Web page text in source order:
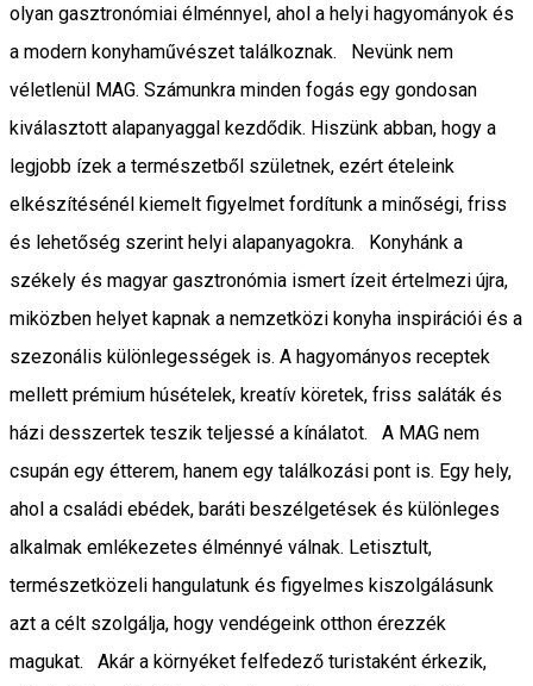
olyan gasztronómiai élménnyel, ahol a helyi hagyományok és
a modern konyhaművészet találkoznak. Nevünk nem
véletlenül MAG. Számunkra minden fogás egy gondosan
kiválasztott alapanyaggal kezdődik. Hiszünk abban, hogy a
legjobb ízek a természetből születnek, ezért ételeink
elkészítésénél kiemelt figyelmet fordítunk a minőségi, friss
és lehetőség szerint helyi alapanyagokra. Konyhánk a
székely és magyar gasztronómia ismert ízeit értelmezi újra,
miközben helyet kapnak a nemzetközi konyha inspirációi és a
szezonális különlegességek is. A hagyományos receptek
mellett prémium húsételek, kreatív köretek, friss saláták és
házi desszertek teszik teljessé a kínálatot. A MAG nem
csupán egy étterem, hanem egy találkozási pont is. Egy hely,
ahol a családi ebédek, baráti beszélgetések és különleges
alkalmak emlékezetes élménnyé válnak. Letisztult,
természetközeli hangulatunk és figyelmes kiszolgálásunk
azt a célt szolgálja, hogy vendégeink otthon érezzék
magukat. Akár a környéket felfedező turistaként érkezik,